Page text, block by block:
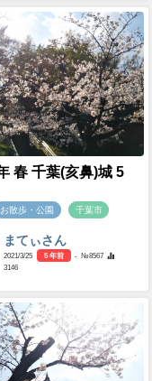
春 千葉(亥鼻)城 5
お散歩・公園 千葉市
まてぃさん
2021/3/25 5 年前
- №8567
3146